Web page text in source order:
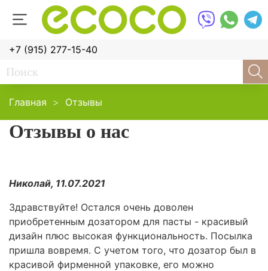
+7 (915) 277-15-40
Главная Отзывы
Отзывы о нас
Николай, 11.07.2021
Здравствуйте! Остался очень доволен
приобретенным дозатором для пасты - красивый
дизайн плюс высокая функциональность. Посылка
пришла вовремя. С учетом того, что дозатор был в
красивой фирменной упаковке, его можно